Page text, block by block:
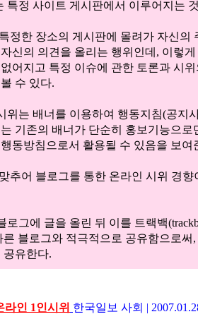
특정 사이트 게시판에서 이루어지는
정한 장소의 게시판에 몰려가 자신의
신의 의견을 올리는 행위인데, 이렇
어지고 특정 이슈에 관한 토론과 시
수 있다.
위는 배너를 이용하여 행동지침(공지
기존의 배너가 단순히 홍보기능으로
동방침으로서 활용될 수 있음을 보여
추어 블로그를 통한 온라인 시위 경향
로그에 글을 올린 뒤 이를 트랙백
른 블로그와 적극적으로 공유함으로써
공유한다.
라인 1인시위 한국일보 사회 |